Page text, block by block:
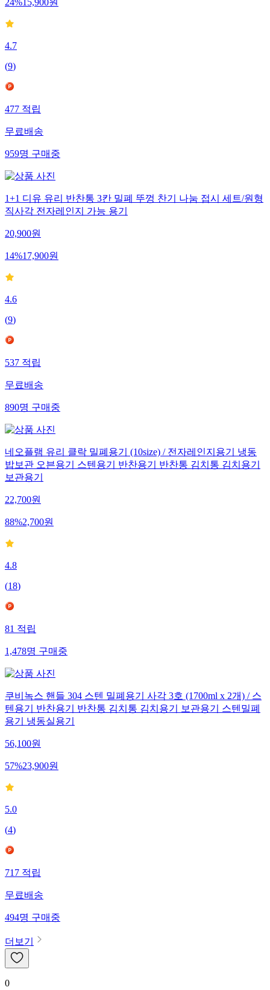
24%15,900원
4.7
(9)
477적립
무료배송
959명구매중
1+1 디유 유리 반찬통 3칸 밀폐 뚜껑 찬기 나눔 접시 세트/원형
직사각 전자레인지 가능 용기
20,900원
14%17,900원
4.6
(9)
537적립
무료배송
890명구매중
네오플램 유리 클락 밀폐용기 (10size) / 전자레인지용기 냉동
밥보관 오븐용기 스텐용기 반찬용기 반찬통 김치통 김치용기
보관용기
22,700원
88%2,700원
4.8
(18)
81적립
1,478명구매중
쿠비녹스 핸들 304 스텐 밀폐용기 사각 3호 (1700ml x 2개) / 스
텐용기 반찬용기 반찬통 김치통 김치용기 보관용기 스텐밀폐
용기 냉동실용기
56,100원
57%23,900원
5.0
(4)
717적립
무료배송
494명구매중
더보기
0